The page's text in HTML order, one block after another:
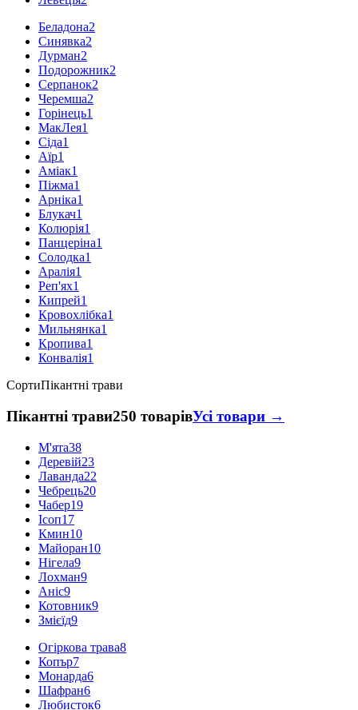
Беладона2
Синявка2
Дурман2
Подорожник2
Серпанок2
Черемша2
Горінець1
МакЛея1
Сіда1
Аїр1
Аміак1
Піжма1
Арніка1
Блукач1
Колюрія1
Панцеріна1
Солодка1
Аралія1
Реп'ях1
Кипрей1
Кровохлібка1
Мильнянка1
Кропива1
Конвалія1
СортиПікантні трави
Пікантні трави250 товарівУсі товари →
М'ята38
Деревій23
Лаванда22
Чебрець20
Чабер19
Ісоп17
Кмин10
Майоран10
Нігела9
Лохман9
Аніс9
Котовник9
Змієїд9
Огіркова трава8
Копър7
Монарда6
Шафран6
Любисток6